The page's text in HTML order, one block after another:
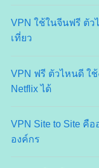
VPN ใช้ในจีนฟรี ตั
เที่ยว
VPN ฟรี ตัวไหนดี ใ
Netflix ได้
VPN Site to Site คื
องค์กร